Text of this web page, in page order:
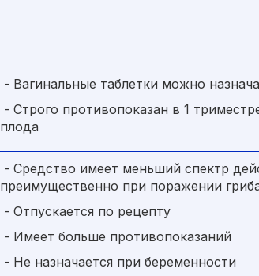
- Вагинальные таблетки можно
- Строго противопоказан в 1
плода
- Средство имеет меньший спектр
преимущественно при поражении
- Отпускается по рецепту
- Имеет больше противопоказаний
- Не назначается при беременности